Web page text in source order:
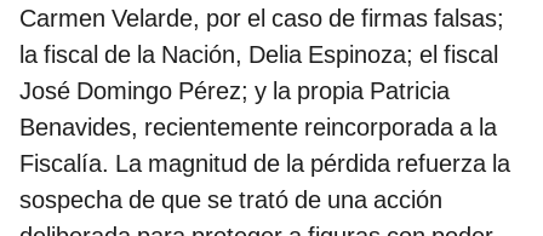
Carmen Velarde, por el caso de firmas falsas;
la fiscal de la Nación, Delia Espinoza; el fiscal
José Domingo Pérez; y la propia Patricia
Benavides, recientemente reincorporada a la
Fiscalía. La magnitud de la pérdida refuerza la
sospecha de que se trató de una acción